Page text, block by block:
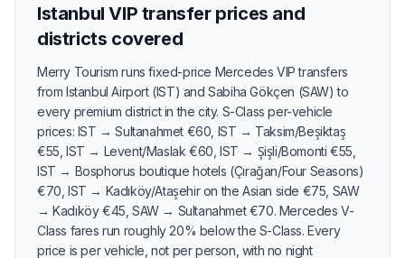
Istanbul VIP transfer prices and
districts covered
Merry Tourism runs fixed-price Mercedes VIP transfers
from Istanbul Airport (IST) and Sabiha Gökçen (SAW) to
every premium district in the city. S-Class per-vehicle
prices: IST → Sultanahmet €60, IST → Taksim/Beşiktaş
€55, IST → Levent/Maslak €60, IST → Şişli/Bomonti €55,
IST → Bosphorus boutique hotels (Çırağan/Four Seasons)
€70, IST → Kadıköy/Ataşehir on the Asian side €75, SAW
→ Kadıköy €45, SAW → Sultanahmet €70. Mercedes V-
Class fares run roughly 20% below the S-Class. Every
price is per vehicle, not per person, with no night